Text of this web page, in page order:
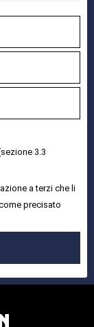
3.3
a terzi che li
precisato